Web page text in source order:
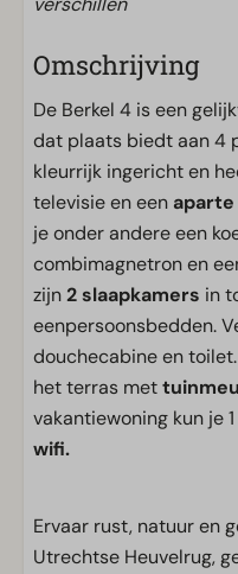
Omschrijving
De Berkel 4 is een
dat plaats biedt aan 4
kleurrijk ingericht en
televisie en een
je onder andere een
combimagnetron en
zijn2 slaapkamers in
eenpersoonsbedden.
douchecabine en
het terras met
vakantiewoning kun je
wifi.
Ervaar rust, natuur en
Utrechtse Heuvelrug,